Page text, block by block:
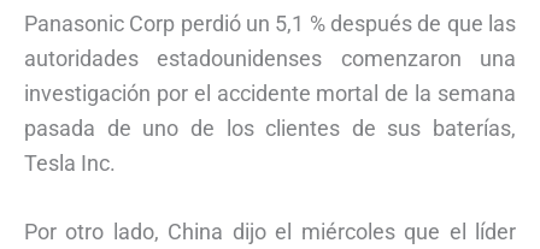
Panasonic Corp perdió un 5,1 % después de que las
autoridades estadounidenses comenzaron una
investigación por el accidente mortal de la semana
pasada de uno de los clientes de sus baterías,
Tesla Inc.
Por otro lado, China dijo el miércoles que el líder